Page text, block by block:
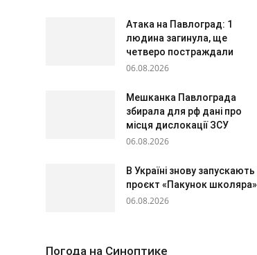
Атака на Павлоград: 1
людина загинула, ще
четверо постраждали
06.08.2026
Мешканка Павлограда
збирала для рф дані про
місця дислокації ЗСУ
06.08.2026
В Україні знову запускають
проєкт «Пакунок школяра»
06.08.2026
Погода на Синоптике